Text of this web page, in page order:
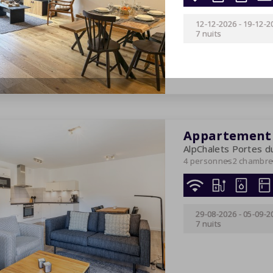
12-12-2026 - 19-12-
7 nuits
Appartement
AlpChalets Portes
4 personnes2
29-08-2026 - 05-09-
7 nuits